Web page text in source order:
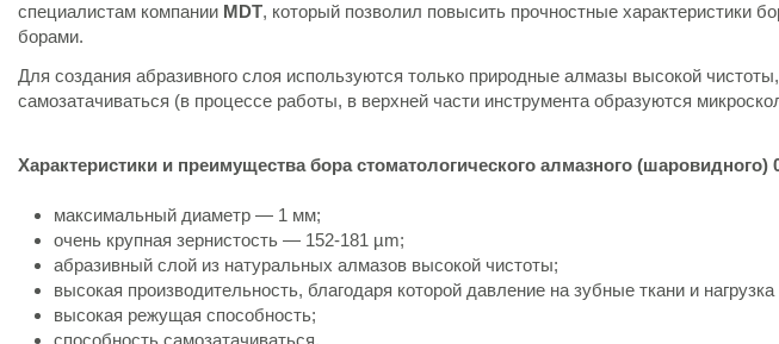
специалистам компании MDT, который позволил повысить прочностные характеристики
борами.
Для создания абразивного слоя используются только природные алмазы высокой
самозатачиваться (в процессе работы, в верхней части инструмента образуются
Характеристики и преимущества бора стоматологического алмазного (шаровидного)
максимальный диаметр — 1 мм;
очень крупная зернистость — 152-181 µm;
абразивный слой из натуральных алмазов высокой чистоты;
высокая производительность, благодаря которой давление на зубные ткани и
высокая режущая способность;